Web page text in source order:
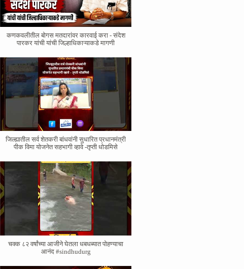
कणकवलीतील बोगस मतदारांवर‌ कारवाई करा - संदेश
पारकर यांची यांची जिल्हाधिकाऱ्याकडे मागणी
जिल्ह्यातील सर्व शेतकरी बांधवांनी सुधारित प्रधानमंत्री
पीक विमा योजनेत सहभागी व्हावे -तृप्ती धोडमिसे
चक्क ८२ वर्षांच्या आजीने घेतला धबधब्यात पोहण्याचा
आनंद #sindhudurg